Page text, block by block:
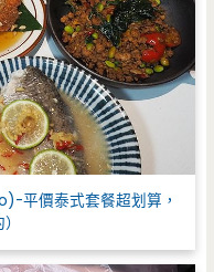
平價泰式套餐超划算，